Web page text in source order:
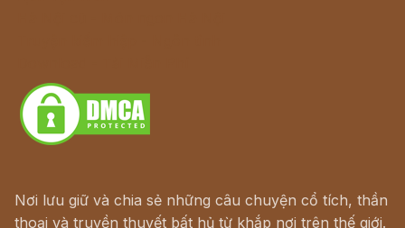
Nơi lưu giữ và chia sẻ những câu chuyện cổ tích, thần
thoại và truyền thuyết bất hủ từ khắp nơi trên thế giới.